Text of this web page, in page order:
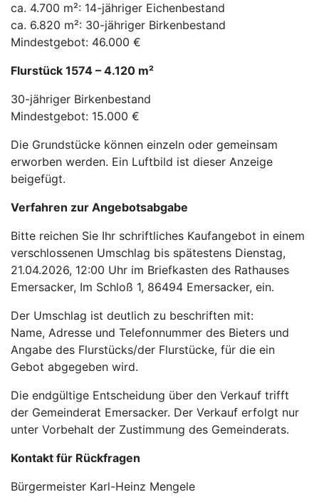
ca. 4.700 m²: 14-jähriger Eichenbestand
ca. 6.820 m²: 30-jähriger Birkenbestand
Mindestgebot: 46.000 €
Flurstück 1574 – 4.120 m²
30-jähriger Birkenbestand
Mindestgebot: 15.000 €
Die Grundstücke können einzeln oder gemeinsam
erworben werden. Ein Luftbild ist dieser Anzeige
beigefügt.
Verfahren zur Angebotsabgabe
Bitte reichen Sie Ihr schriftliches Kaufangebot in einem
verschlossenen Umschlag bis spätestens Dienstag,
21.04.2026, 12:00 Uhr im Briefkasten des Rathauses
Emersacker, Im Schloß 1, 86494 Emersacker, ein.
Der Umschlag ist deutlich zu beschriften mit:
Name, Adresse und Telefonnummer des Bieters und
Angabe des Flurstücks/der Flurstücke, für die ein
Gebot abgegeben wird.
Die endgültige Entscheidung über den Verkauf trifft
der Gemeinderat Emersacker. Der Verkauf erfolgt nur
unter Vorbehalt der Zustimmung des Gemeinderats.
Kontakt für Rückfragen
Bürgermeister Karl-Heinz Mengele